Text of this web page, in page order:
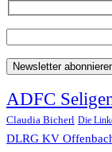
ADFC
Claudia Bicherl Die
DLRG KV